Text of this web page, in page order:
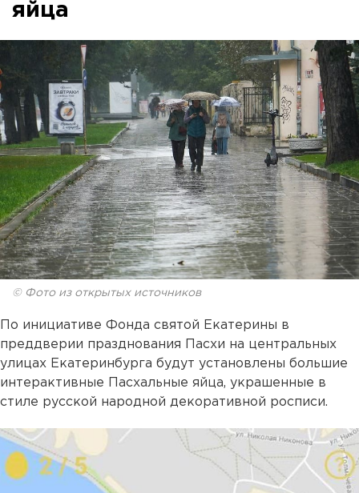
яйца
© Фото из открытых источников
По инициативе Фонда святой Екатерины в
преддверии празднования Пасхи на центральных
улицах Екатеринбурга будут установлены большие
интерактивные Пасхальные яйца, украшенные в
стиле русской народной декоративной росписи.